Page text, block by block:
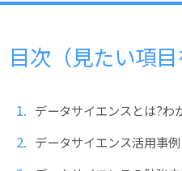
目次（見たい項目
データサイエンスとは?わ
データサイエンス活用事例